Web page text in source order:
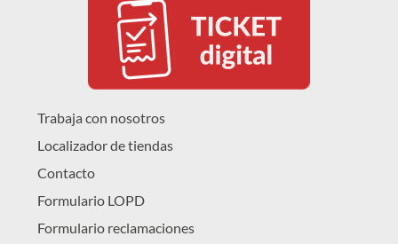
Trabaja con nosotros
Localizador de tiendas
Contacto
Formulario LOPD
Formulario reclamaciones